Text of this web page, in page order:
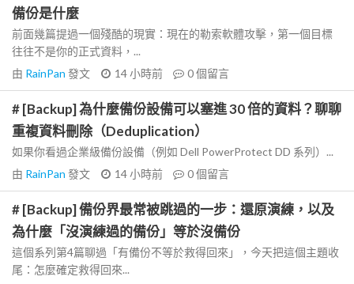
備份是什麼
前面幾篇提過一個殘酷的現實：現在的勒索軟體攻擊，第一個目標
往往不是你的正式資料，...
由 RainPan 發文 14 小時前 0個留言
# [Backup] 為什麼備份設備可以塞進 30 倍的資料？聊聊
重複資料刪除（Deduplication）
如果你看過企業級備份設備（例如 Dell PowerProtect DD 系列）...
由 RainPan 發文 14 小時前 0個留言
# [Backup] 備份界最常被跳過的一步：還原演練，以及
為什麼「沒演練過的備份」等於沒備份
這個系列第4篇聊過「有備份不等於救得回來」，今天把這個主題收
尾：怎麼確定救得回來...